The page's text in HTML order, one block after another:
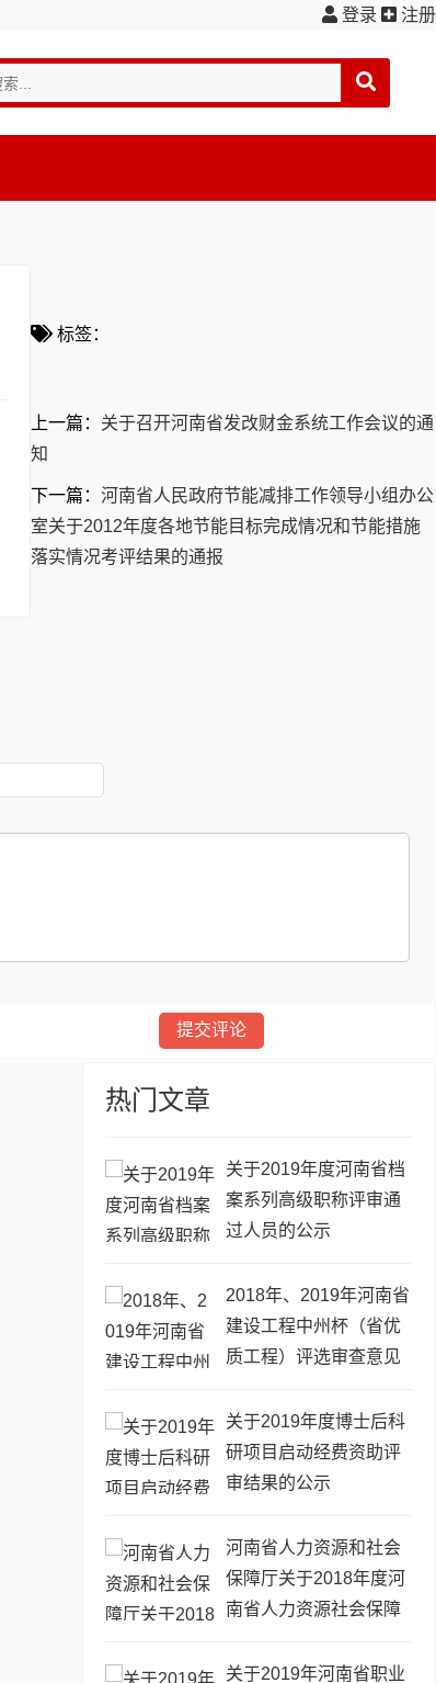
登录 注册
标签：
上一篇： 关于召开河南省发改财金系统工作会议的通
知
下一篇：河南省人民政府节能减排工作领导小组办公
室关于2012年度各地节能目标完成情况和节能措施
落实情况考评结果的通报
热门文章
关于2019年度河南省档
案系列高级职称评审通
过人员的公示
2018年、2019年河南省
建设工程中州杯（省优
质工程）评选审查意见
关于2019年度博士后科
研项目启动经费资助评
审结果的公示
河南省人力资源和社会
保障厅关于2018年度河
南省人力资源社会保障
关于2019年河南省职业